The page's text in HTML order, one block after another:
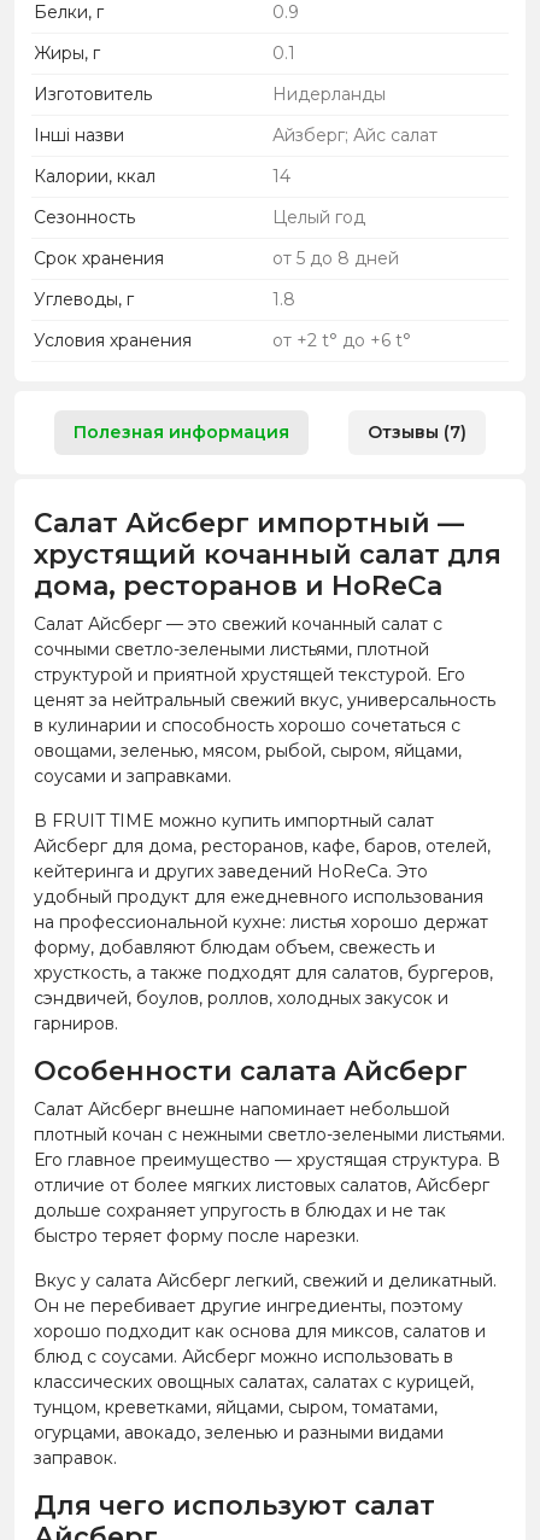
Белки, г
0.9
Жиры, г
0.1
Изготовитель
Нидерланды
Інші назви
Айзберг; Айс салат
Калории, ккал
14
Сезонность
Целый год
Срок хранения
от 5 до 8 дней
Углеводы, г
1.8
Условия хранения
от +2 t° до +6 t°
Полезная информация Отзывы (7)
Салат Айсберг импортный —
хрустящий кочанный салат для
дома, ресторанов и HoReCa
Салат Айсберг — это свежий кочанный салат с
сочными светло-зелеными листьями, плотной
структурой и приятной хрустящей текстурой. Его
ценят за нейтральный свежий вкус, универсальность
в кулинарии и способность хорошо сочетаться с
овощами, зеленью, мясом, рыбой, сыром, яйцами,
соусами и заправками.
В FRUIT TIME можно купить импортный салат
Айсберг для дома, ресторанов, кафе, баров, отелей,
кейтеринга и других заведений HoReCa. Это
удобный продукт для ежедневного использования
на профессиональной кухне: листья хорошо держат
форму, добавляют блюдам объем, свежесть и
хрусткость, а также подходят для салатов, бургеров,
сэндвичей, боулов, роллов, холодных закусок и
гарниров.
Особенности салата Айсберг
Салат Айсберг внешне напоминает небольшой
плотный кочан с нежными светло-зелеными листьями.
Его главное преимущество — хрустящая структура. В
отличие от более мягких листовых салатов, Айсберг
дольше сохраняет упругость в блюдах и не так
быстро теряет форму после нарезки.
Вкус у салата Айсберг легкий, свежий и деликатный.
Он не перебивает другие ингредиенты, поэтому
хорошо подходит как основа для миксов, салатов и
блюд с соусами. Айсберг можно использовать в
классических овощных салатах, салатах с курицей,
тунцом, креветками, яйцами, сыром, томатами,
огурцами, авокадо, зеленью и разными видами
заправок.
Для чего используют салат